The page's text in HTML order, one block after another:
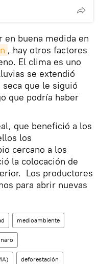
buena medida en
, hay otros factores
El clima es uno
se extendió
que le siguió
que podría haber
que benefició a los
los
cercano a los
la colocación de
Los productores
para abrir nuevas
medioambiente
deforestación